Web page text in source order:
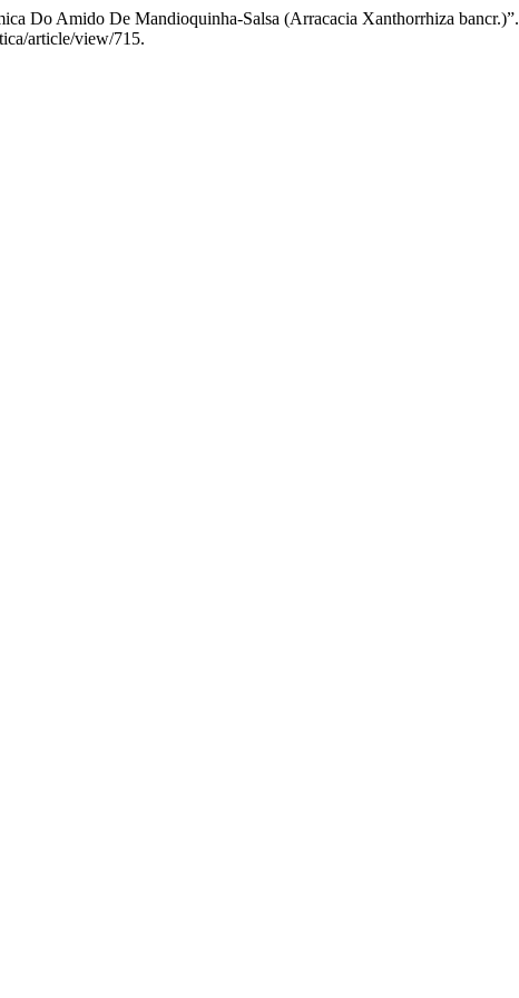
Do Amido De Mandioquinha-Salsa (Arracacia Xanthorrhiza bancr.)”.
article/view/715.